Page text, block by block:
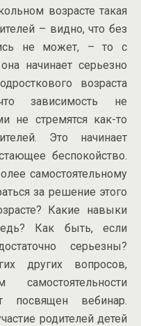
возрасте такая
– видно, что без
не может, – то с
начинает серьезно
возраста
зависимость не
не стремятся как-то
Это начинает
беспокойство.
самостоятельному
за решение этого
Какие навыки
Как быть, если
серьезны?
других вопросов,
посвящен вебинар.
родителей детей